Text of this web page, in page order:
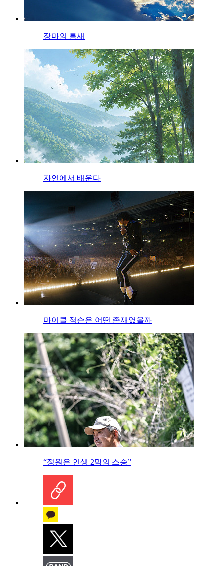
장마의 틈새
자연에서 배운다
마이클 잭슨은 어떤 존재였을까
“정원은 인생 2막의 스승”